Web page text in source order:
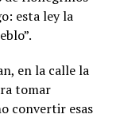
esta ley la
en la calle la
tomar
convertir esas